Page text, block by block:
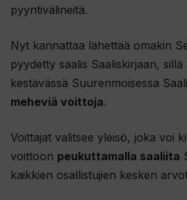
pyyntivälineitä.
Nyt kannattaa lähettää omakin
pyydetty saalis Saaliskirjaan,
kestävässä Suurenmoisessa
meheviä voittoja.
Voittajat valitsee yleisö, joka voi
voittoon peukuttamalla saaliita
kaikkien osallistujien kesken